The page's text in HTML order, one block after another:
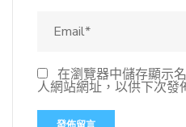
在瀏覽器中儲存顯示
人網站網址，以供下次發